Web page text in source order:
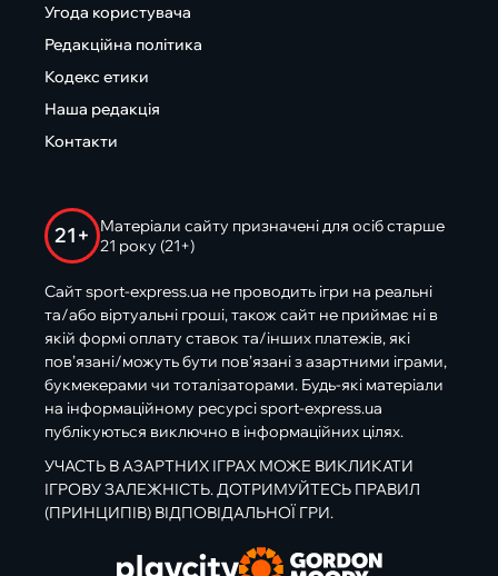
Угода користувача
Редакційна політика
Кодекс етики
Наша редакція
Контакти
21+
Матеріали сайту призначені для осіб старше
21 року (21+)
Сайт sport-express.ua не проводить ігри на реальні
та/або віртуальні гроші, також сайт не приймає ні в
якій формі оплату ставок та/інших платежів, які
пов’язані/можуть бути пов’язані з азартними іграми,
букмекерами чи тоталізаторами. Будь-які матеріали
на інформаційному ресурсі sport-express.ua
публікуються виключно в інформаційних цілях.
УЧАСТЬ В АЗАРТНИХ ІГРАХ МОЖЕ ВИКЛИКАТИ
ІГРОВУ ЗАЛЕЖНІСТЬ. ДОТРИМУЙТЕСЬ ПРАВИЛ
(ПРИНЦИПІВ) ВІДПОВІДАЛЬНОЇ ГРИ.